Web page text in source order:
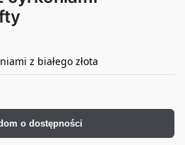
z białego złota
o dostępności